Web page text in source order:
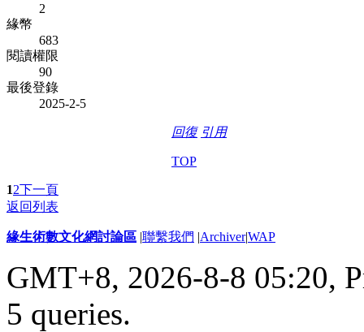
2
緣幣
683
閱讀權限
90
最後登錄
2025-2-5
回復 引用
TOP
12下一頁
返回列表
緣生術數文化網討論區 |聯繫我們 |Archiver|WAP
GMT+8, 2026-8-8 05:20,
5 queries.